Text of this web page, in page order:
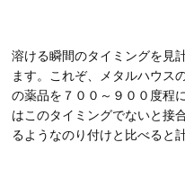
溶ける瞬間のタイミングを見
ます。これぞ、メタルハウス
の薬品を７００～９００度程
はこのタイミングでないと接
るようなのり付けと比べると